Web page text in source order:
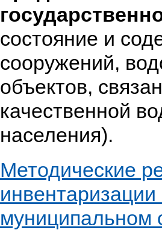
состояние и
сооружений,
объектов,
качественной
населения).
Методические
муниципальном